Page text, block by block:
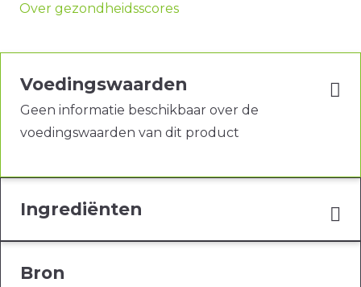
Over gezondheidsscores
Voedingswaarden
Geen informatie beschikbaar over de
voedingswaarden van dit product
Ingrediënten
Bron